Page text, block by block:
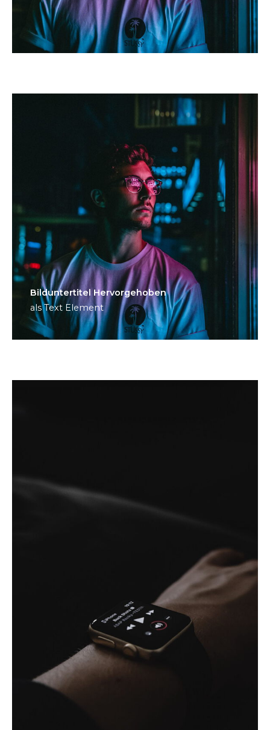
Bild­unter­titel Hervorgehoben
als Text Element